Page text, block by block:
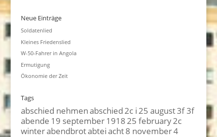
Neue Einträge
Soldatenlied
Kleines Friedenslied
W-50-Fahrer in Angola
Ermutigung
Ökonomie der Zeit
Tags
abschied nehmenabschied2c i25 august3f 3f
abende 19 september191825 february2c
winterabendbrotabteiacht8 november4